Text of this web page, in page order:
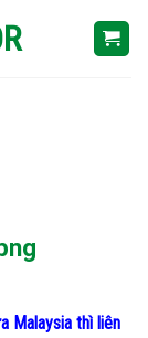
Malaysia thì liên